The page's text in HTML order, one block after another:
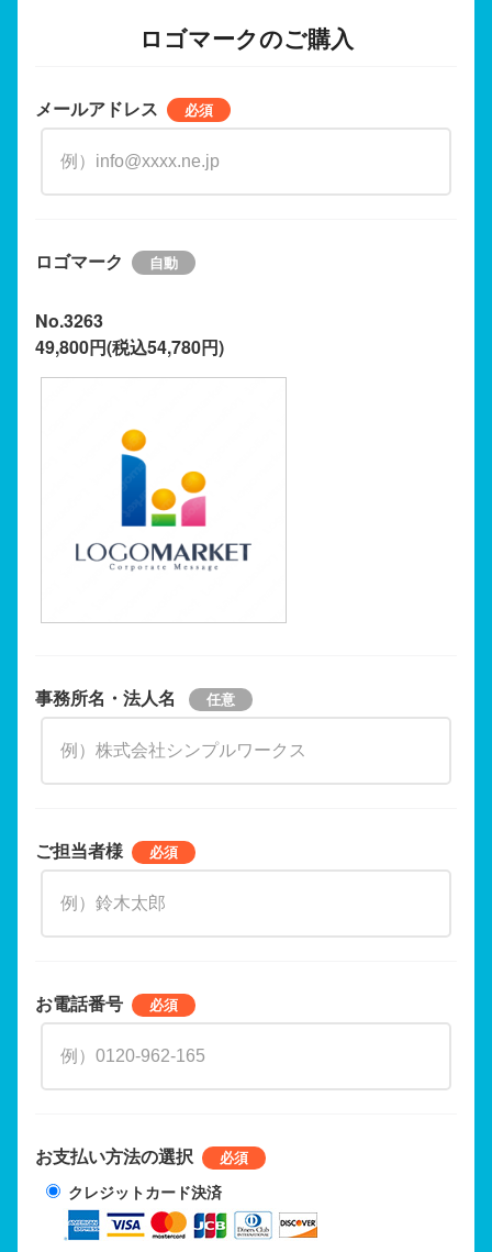
ロゴマークのご購入
メールアドレス
ロゴマーク
No.3263
49,800円(税込54,780円)
事務所名・法人名
ご担当者様
お電話番号
お支払い方法の選択
クレジットカード決済